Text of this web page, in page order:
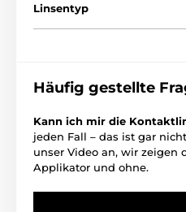
Linsentyp
Häufig gestellte
Kann ich mir die
jeden Fall – das ist gar
unser Video an, wir zeigen
Applikator und ohne.